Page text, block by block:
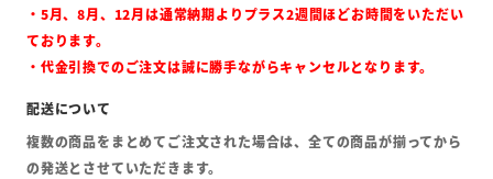
・5月、8月、12月は通常納期よりプラス2週間ほどお時間をいただい
ております。
・代金引換でのご注文は誠に勝手ながらキャンセルとなります。
複数の商品をまとめてご注文された場合は、全ての商品が揃ってから
の発送とさせていただきます。